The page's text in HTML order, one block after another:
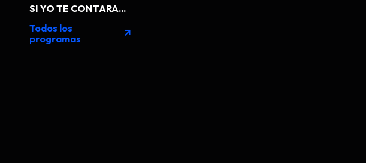
SI YO TE CONTARA...
Todos los
programas
arrow_outward